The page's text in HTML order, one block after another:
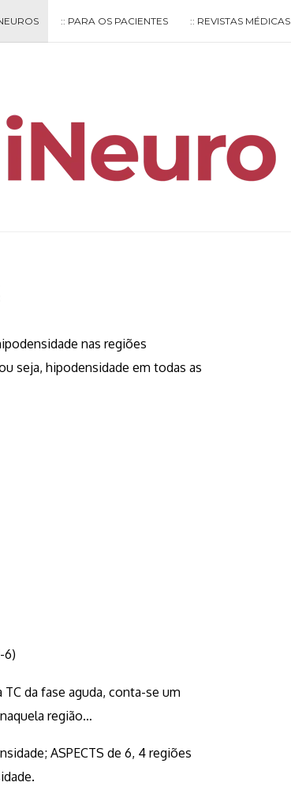
:: PARA OS PACIENTES :: REVISTAS MÉDICAS
keyword, and press enter to search
nas regiões
seja, hipodensidade em todas as
6)
da fase aguda, conta-se um
região…
ASPECTS de 6, 4 regiões